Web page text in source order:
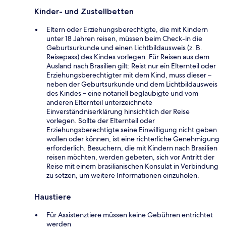
Kinder- und Zustellbetten
Eltern oder Erziehungsberechtigte, die mit Kindern
unter 18 Jahren reisen, müssen beim Check-in die
Geburtsurkunde und einen Lichtbildausweis (z. B.
Reisepass) des Kindes vorlegen. Für Reisen aus dem
Ausland nach Brasilien gilt: Reist nur ein Elternteil oder
Erziehungsberechtigter mit dem Kind, muss dieser –
neben der Geburtsurkunde und dem Lichtbildausweis
des Kindes – eine notariell beglaubigte und vom
anderen Elternteil unterzeichnete
Einverständniserklärung hinsichtlich der Reise
vorlegen. Sollte der Elternteil oder
Erziehungsberechtigte seine Einwilligung nicht geben
wollen oder können, ist eine richterliche Genehmigung
erforderlich. Besuchern, die mit Kindern nach Brasilien
reisen möchten, werden gebeten, sich vor Antritt der
Reise mit einem brasilianischen Konsulat in Verbindung
zu setzen, um weitere Informationen einzuholen.
Haustiere
Für Assistenztiere müssen keine Gebühren entrichtet
werden